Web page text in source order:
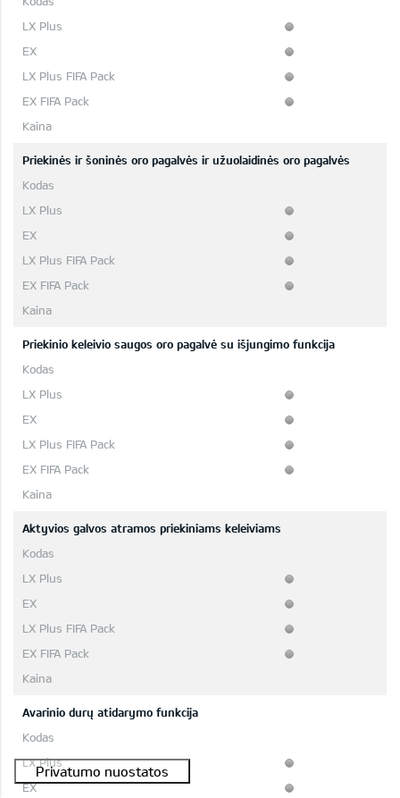
Priekinės ir šoninės oro pagalvės ir užuolaidinės oro pagalvės
Priekinio keleivio saugos oro pagalvė su išjungimo funkcija
Aktyvios galvos atramos priekiniams keleiviams
Avarinio durų atidarymo funkcija